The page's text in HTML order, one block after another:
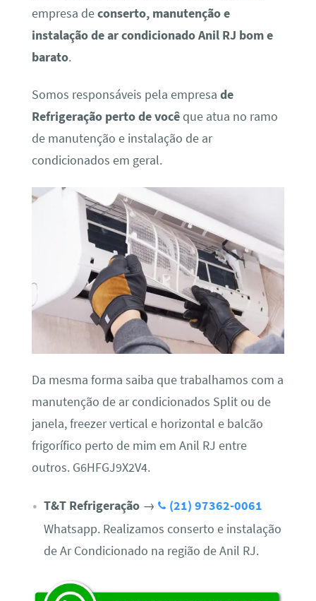
empresa deconserto, manutenção e
instalação de ar condicionado Anil RJ bom e
barato.
Somos responsáveis pela empresa de
Refrigeração perto de vocêque atua no ramo
de manutenção e instalação de ar
condicionados em geral.
Da mesma forma saiba que trabalhamos com a
manutenção de ar condicionados Split ou de
janela, freezer vertical e horizontal e balcão
frigorífico perto de mim em Anil RJ entre
outros. G6HFGJ9X2V4.
T&T Refrigeração→
(21) 97362-0061
Whatsapp. Realizamos conserto e instalação
de Ar Condicionado na região de Anil RJ.